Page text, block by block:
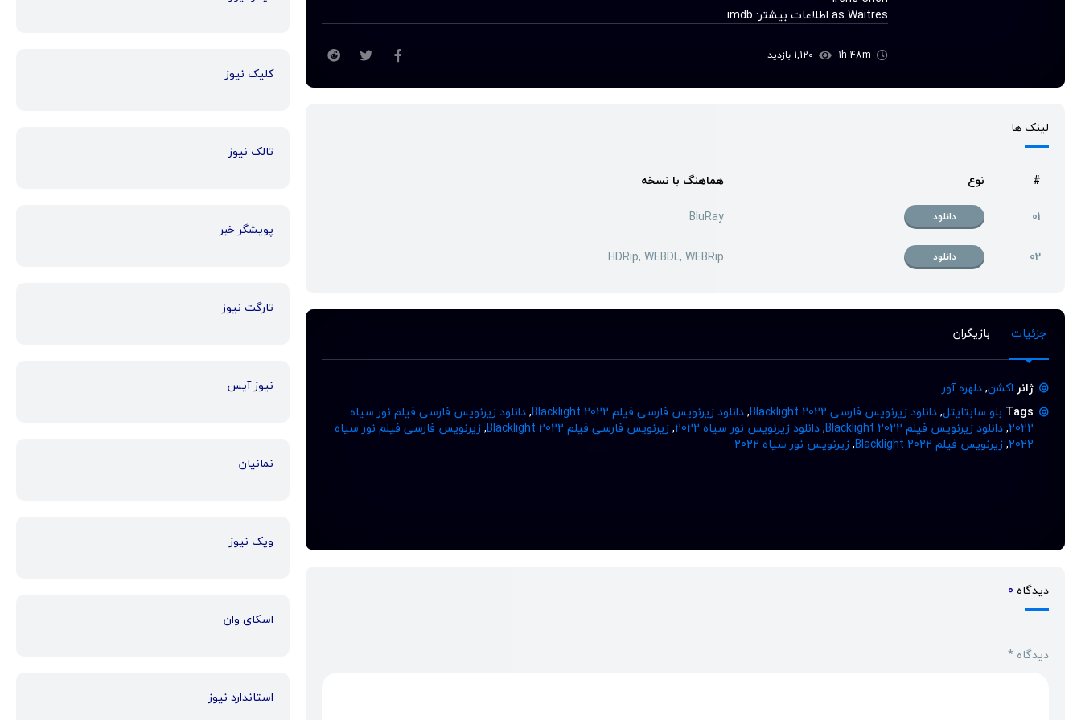
as Waitres اطلاعات بیشتر: imdb
لینک ها
# نوع
هماهنگ با نسخه
01
دانلود
BluRay
02
دانلود HDRip, WEBDL, WEBRip
جزئیات بازیگران
ژانر اکشن,دلهره آور
Tags بلو سابتایتل,دانلود زیرنویس فارسی Blacklight 2022 ,دانلود زیرنویس فارسی فیلم Blacklight 2022 ,دانلود زیرنویس فارسی فیلم نور سیاه
2022
,دانلود زیرنویس فیلم Blacklight 2022 ,دانلود زیرنویس نور سیاه 2022 ,زیرنویس فارسی فیلم Blacklight 2022 ,زیرنویس فارسی فیلم نور سیاه
2022
,زیرنویس فیلم Blacklight 2022 ,زیرنویس نور سیاه 2022
دیدگاه 0
دیدگاه *
کلیک نیوز
تالک نیوز
پویشگر خبر
تارگت نیوز
نیوز آیس
نمانیان
ویک نیوز
اسکای وان
استاندارد نیوز